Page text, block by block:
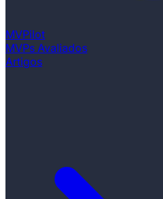
MVPilot
MVPs Avaliados
Artigos